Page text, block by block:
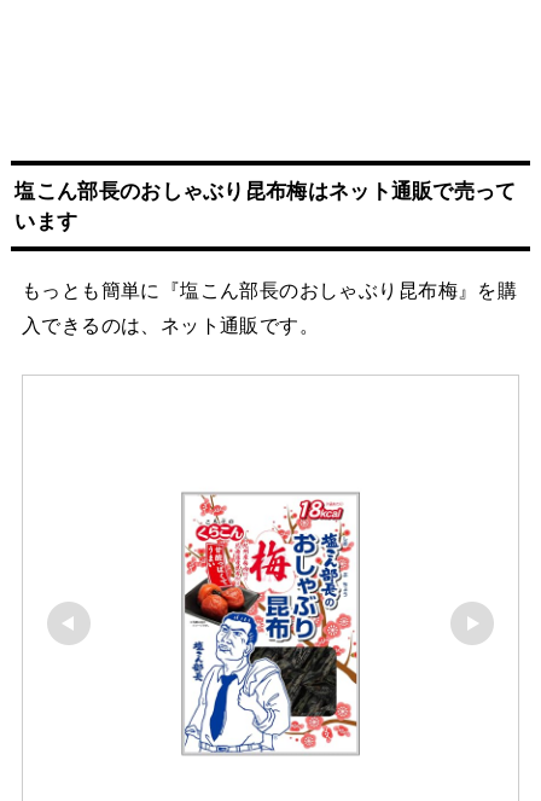
塩こん部長のおしゃぶり昆布梅はネット通販で売って
います
もっとも簡単に『塩こん部長のおしゃぶり昆布梅』を購
入できるのは、ネット通販です。